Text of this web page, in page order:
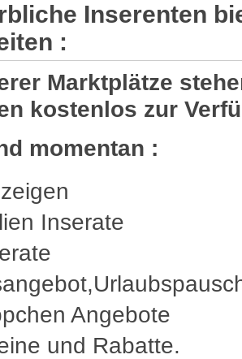
Inserenten
:
Marktplätze
kostenlos zur
momentan :
Inserate
Angebote
und Rabatte.